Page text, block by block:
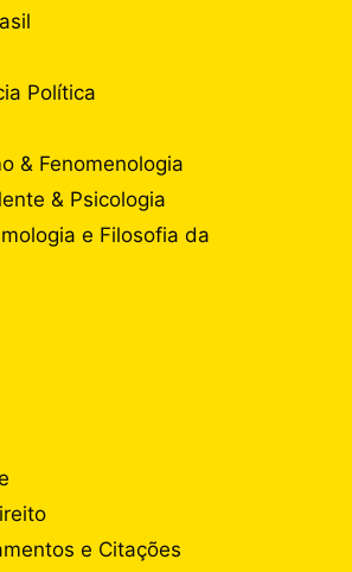
Política
& Fenomenologia
& Psicologia
e Filosofia da
e Citações